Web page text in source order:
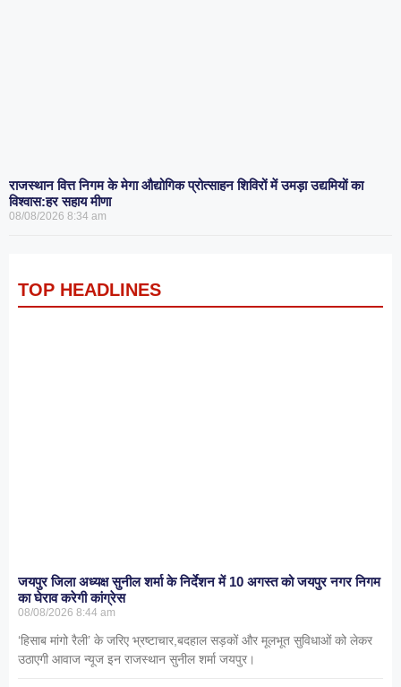
राजस्थान वित्त निगम के मेगा औद्योगिक प्रोत्साहन शिविरों में उमड़ा उद्यमियों का
विश्वास:हर सहाय मीणा
08/08/2026 8:34 am
TOP HEADLINES
जयपुर जिला अध्यक्ष सुनील शर्मा के निर्देशन में 10 अगस्त को जयपुर नगर निगम
का घेराव करेगी कांग्रेस
08/08/2026 8:44 am
‘हिसाब मांगो रैली’ के जरिए भ्रष्टाचार,बदहाल सड़कों और मूलभूत सुविधाओं को लेकर
उठाएगी आवाज न्यूज इन राजस्थान सुनील शर्मा जयपुर।